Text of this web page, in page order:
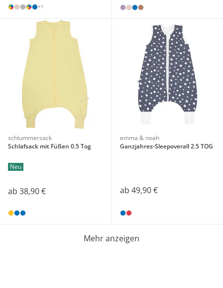
+1
schlummersack
Schlafsack mit Füßen 0.5 Tog
Neu
ab 38,90 €
emma & noah
Ganzjahres-Sleepoverall 2.5 TOG
ab 49,90 €
Mehr anzeigen